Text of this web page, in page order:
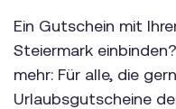
Ein Gutschein mit
Steiermark
mehr: Für alle, die
Urlaubsgutscheine